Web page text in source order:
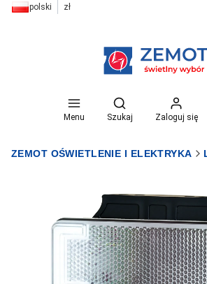
polski zł
Menu
Otwórz
Szukaj Zaloguj się
ZEMOT OŚWIETLENIE I ELEKTRYKA